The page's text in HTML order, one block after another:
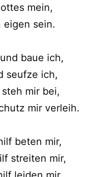
mein,
eigen sein.
baue ich,
seufze ich,
mir bei,
mir verleih.
beten mir,
streiten mir,